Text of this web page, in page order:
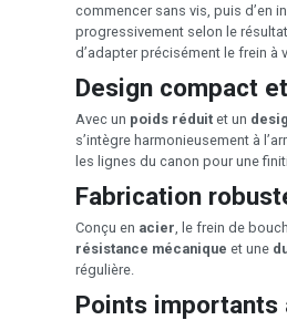
commencer sans vis, puis d’en
progressivement selon le
d’adapter précisément le frein à
Design compact
Avec un poids réduit et un
s’intègre harmonieusement à
les lignes du canon pour une
Fabrication
Conçu en acier , le frein de
résistance mécanique et une
régulière.
Points